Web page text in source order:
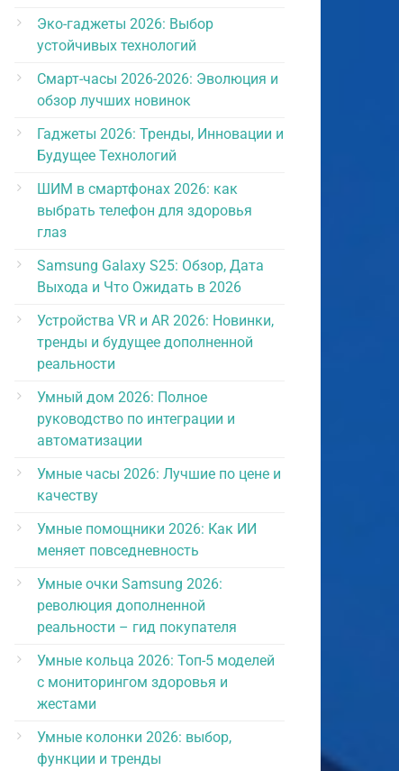
Эко-гаджеты 2026: Выбор
устойчивых технологий
Смарт-часы 2026-2026: Эволюция и
обзор лучших новинок
Гаджеты 2026: Тренды, Инновации и
Будущее Технологий
ШИМ в смартфонах 2026: как
выбрать телефон для здоровья
глаз
Samsung Galaxy S25: Обзор, Дата
Выхода и Что Ожидать в 2026
Устройства VR и AR 2026: Новинки,
тренды и будущее дополненной
реальности
Умный дом 2026: Полное
руководство по интеграции и
автоматизации
Умные часы 2026: Лучшие по цене и
качеству
Умные помощники 2026: Как ИИ
меняет повседневность
Умные очки Samsung 2026:
революция дополненной
реальности – гид покупателя
Умные кольца 2026: Топ-5 моделей
с мониторингом здоровья и
жестами
Умные колонки 2026: выбор,
функции и тренды